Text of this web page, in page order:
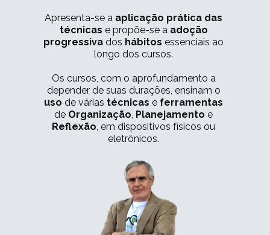
Apresenta-se a aplicação prática das
técnicas e propõe-se a adoção
progressiva dos hábitos essenciais ao
longo dos cursos.
Os cursos, com o aprofundamento a
depender de suas durações, ensinam o
uso de várias técnicase ferramentas
de Organização Planejamento e
Reflexão , em dispositivos físicos ou
eletrônicos.